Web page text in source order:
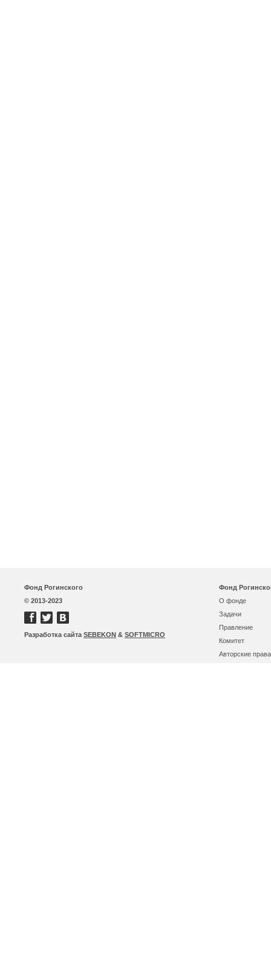
Фонд Рогинского
© 2013-2023
Разработка сайта SEBEKON & SOFTMICRO
Фонд
О фонде
Задачи
Правление
Комитет
Авторские права